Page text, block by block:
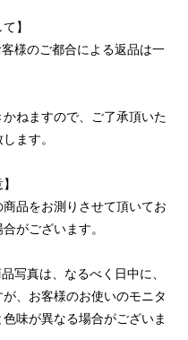
】
様のご都合による返品は一
ねますので、ご了承頂いた
ます。
品をお測りさせて頂いてお
がございます。
写真は、なるべく日中に、
、お客様のお使いのモニタ
味が異なる場合がございま